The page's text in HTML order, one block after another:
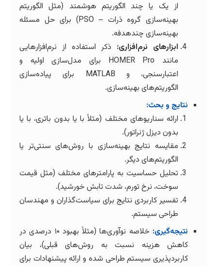
از یک یا چند الگوریتم هوشمند (مثل الگوریتم
بهینه‌سازی گروه ذرات – PSO) برای حل مسئله
بهینه‌سازی چندهدفه.
ابزارهای نرم‌افزاری: ذکر استفاده از نرم‌افزارهایی
مانند HOMER Pro برای مدل‌سازی اولیه و
اعتبارسنجی، و MATLAB برای پیاده‌سازی
الگوریتم‌های بهینه‌سازی.
نتایج و بحث:
ارائه سناریوهای مختلف (مثلاً با یا بدون باتری، با یا
بدون دیزل ژنراتور).
مقایسه نتایج بهینه‌سازی با روش‌های سنتی‌تر یا
الگوریتم‌های دیگر.
تحلیل حساسیت به پارامترهای مختلف (مثل قیمت
سوخت، نرخ تورم، شدت تابش خورشید).
تفسیر کاربردی نتایج برای سیاست‌گذاران و مهندسان
طراحی سیستم.
نتیجه‌گیری:
خلاصه نوآوری‌ها (مثلاً بهبود ۱۰ درصدی در
کاهش هزینه نسبت به روش‌های قبلی)، بیان
کاربردپذیری سیستم طراحی شده و ارائه پیشنهادات برای